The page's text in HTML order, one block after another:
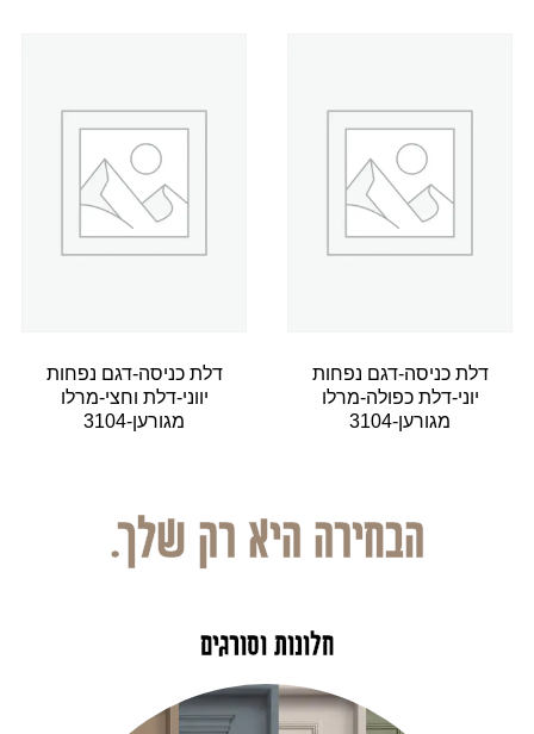
דלת כניסה-דגם נפחות
יוני-דלת כפולה-מרלו
מגורען-3104
דלת כניסה-דגם נפחות
יווני-דלת וחצי-מרלו
מגורען-3104
הבחירה היא רק שלך.
חלונות וסורגים